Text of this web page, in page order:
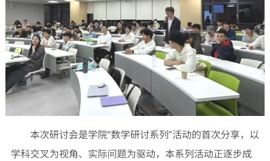
本次研讨会是学院“数学研讨系列”活动的首次分享，以
学科交叉为视角、实际问题为驱动，本系列活动正逐步成